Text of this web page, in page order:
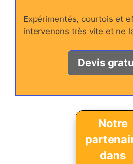
Expérimentés, courtois et
intervenons très vite et ne
Devis
Notre
dans